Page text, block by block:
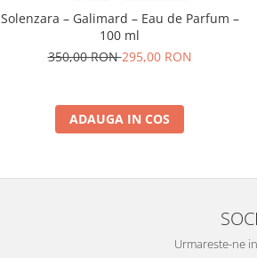
Solenzara – Galimard – Eau de Parfum –
100 ml
350,00 RON295,00 RON
ADAUGA IN COS
Urmareste-ne